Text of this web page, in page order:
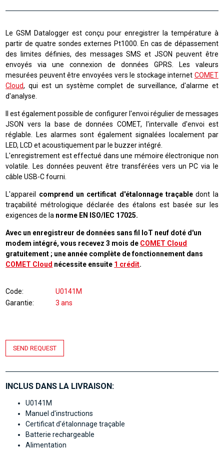
Le GSM Datalogger est conçu pour enregistrer la température à
partir de quatre sondes externes Pt1000. En cas de dépassement
des limites définies, des messages SMS et JSON peuvent être
envoyés via une connexion de données GPRS. Les valeurs
mesurées peuvent être envoyées vers le stockage internet COMET
Cloud, qui est un système complet de surveillance, d'alarme et
d'analyse
Il est également possible de configurer l'envoi régulier de messages
JSON vers la base de données COMET, l'intervalle d'envoi est
réglable. Les alarmes sont également signalées localement par
LED, LCD et acoustiquement par le buzzer intégré.
L'enregistrement est effectué dans une mémoire électronique non
volatile. Les données peuvent être transférées vers un PC via le
câble USB-C fourni.
L'appareil comprend un certificat d'étalonnage traçable dont la
traçabilité métrologique déclarée des étalons est basée sur les
exigences de la norme EN ISO/IEC 17025.
Avec un enregistreur de données sans fil IoT neuf doté d'un
modem intégré, vous recevez 3 mois de COMET Cloud
gratuitement ; une année complète de fonctionnement dans
COMET Cloud nécessite ensuite 1 crédit.
Code
U0141M
Garantie
3 ans
SEND REQUEST
INCLUS DANS LA LIVRAISON:
U0141M
Manuel d'instructions
Certificat d'étalonnage traçable
Batterie rechargeable
Alimentation